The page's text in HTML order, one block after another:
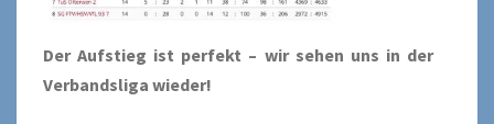
Der Aufstieg ist perfekt – wir sehen uns in der
Verbandsliga wieder!